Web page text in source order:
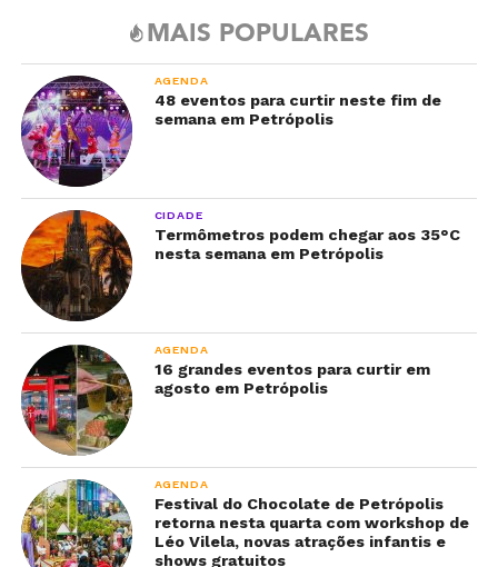
MAIS POPULARES
AGENDA
48 eventos para curtir neste fim de
semana em Petrópolis
CIDADE
Termômetros podem chegar aos 35°C
nesta semana em Petrópolis
AGENDA
16 grandes eventos para curtir em
agosto em Petrópolis
AGENDA
Festival do Chocolate de Petrópolis
retorna nesta quarta com workshop de
Léo Vilela, novas atrações infantis e
shows gratuitos